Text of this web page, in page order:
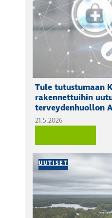
Tule tutustumaan
rakennettuihin
terveydenhuollon
21.5.2026
UUTISET